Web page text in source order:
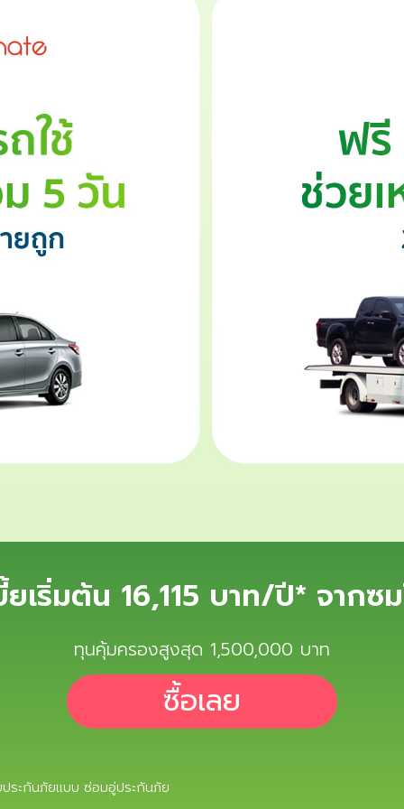
เริ่มต้น 16,115 บาท/ปี* จากซ
ทุนคุ้มครองสูงสุด 1,500,000 บาท
ซื้อเลย
ประกันภัยแบบ ซ่อมอู่ประกันภัย